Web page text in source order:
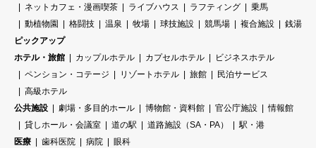
ネットカフェ・漫画喫茶
ライブハウス ラフティング
乗馬
動植物園
格闘技 温泉 牧場 球技施設 競馬場 複合施設
銭湯
ピックアップ
ホテル・旅館
カップルホテル カプセルホテル
ビジネスホテル
ペンション・コテージ
リゾートホテル 旅館
民泊サービス
高級ホテル
公共施設
劇場・多目的ホール 博物館・資料館 官公庁施設
情報館
貸しホール・会議室
道の駅 道路施設（SA・PA）
駅・港
医療
歯科医院 病院
眼科